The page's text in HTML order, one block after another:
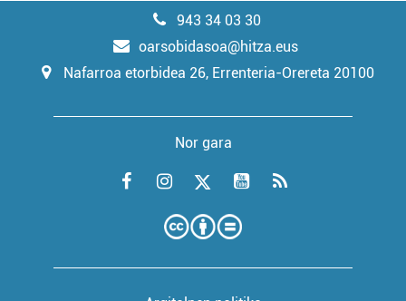
943 34 03 30
oarsobidasoa@hitza.eus
Nafarroa etorbidea 26, Errenteria-Orereta 20100
Nor gara